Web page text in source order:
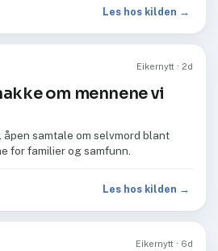
Les hos kilden →
Eikernytt · 2d
om mennene vi
samtale om selvmord blant
for familier og samfunn.
Les hos kilden →
Eikernytt · 6d